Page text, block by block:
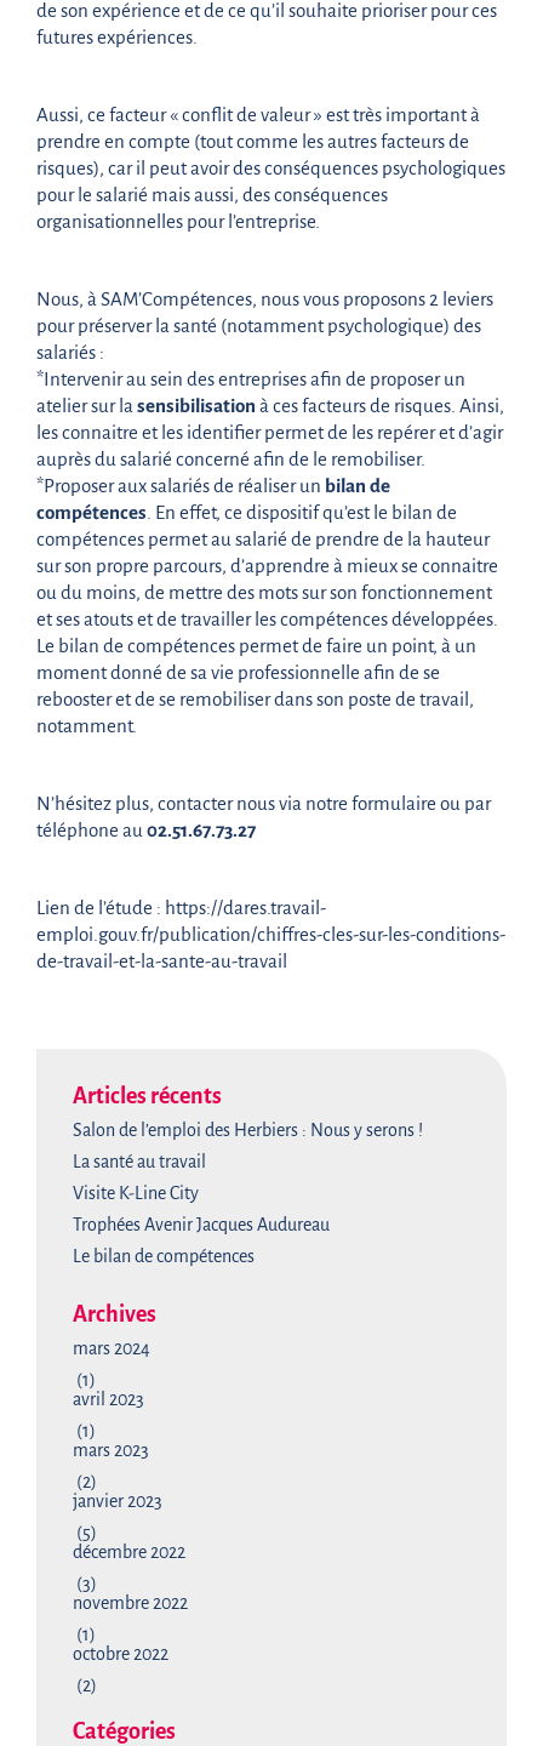
de son expérience et de ce qu’il souhaite prioriser pour ces
futures expériences.
Aussi, ce facteur « conflit de valeur » est très important à
prendre en compte (tout comme les autres facteurs de
risques), car il peut avoir des conséquences psychologiques
pour le salarié mais aussi, des conséquences
organisationnelles pour l’entreprise.
Nous, à SAM’Compétences, nous vous proposons 2 leviers
pour préserver la santé (notamment psychologique) des
salariés :
*Intervenir au sein des entreprises afin de proposer un
atelier sur lasensibilisation à ces facteurs de risques. Ainsi,
les connaitre et les identifier permet de les repérer et d’agir
auprès du salarié concerné afin de le remobiliser.
*Proposer aux salariés de réaliser un bilan de
compétences. En effet, ce dispositif qu’est le bilan de
compétences permet au salarié de prendre de la hauteur
sur son propre parcours, d’apprendre à mieux se connaitre
ou du moins, de mettre des mots sur son fonctionnement
et ses atouts et de travailler les compétences développées.
Le bilan de compétences permet de faire un point, à un
moment donné de sa vie professionnelle afin de se
rebooster et de se remobiliser dans son poste de travail,
notamment.
N’hésitez plus, contacter nous via notre formulaire ou par
téléphone au02.51.67.73.27
Lien de l’étude : https://dares.travail-
emploi.gouv.fr/publication/chiffres-cles-sur-les-conditions-
de-travail-et-la-sante-au-travail
Articles récents
Salon de l’emploi des Herbiers : Nous y serons !
La santé au travail
Visite K-Line City
Trophées Avenir Jacques Audureau
Le bilan de compétences
Archives
mars 2024
(1)
avril 2023
(1)
mars 2023
(2)
janvier 2023
(5)
décembre 2022
(3)
novembre 2022
(1)
octobre 2022
(2)
Catégories